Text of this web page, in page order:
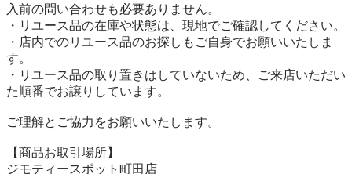
入前の問い合わせも必要ありません。
・リユース品の在庫や状態は、現地でご確認してください。
・店内でのリユース品のお探しもご自身でお願いいたしま
す。
・リユース品の取り置きはしていないため、ご来店いただい
た順番でお譲りしています。
ご理解とご協力をお願いいたします。
【商品お取引場所】
ジモティースポット町田店